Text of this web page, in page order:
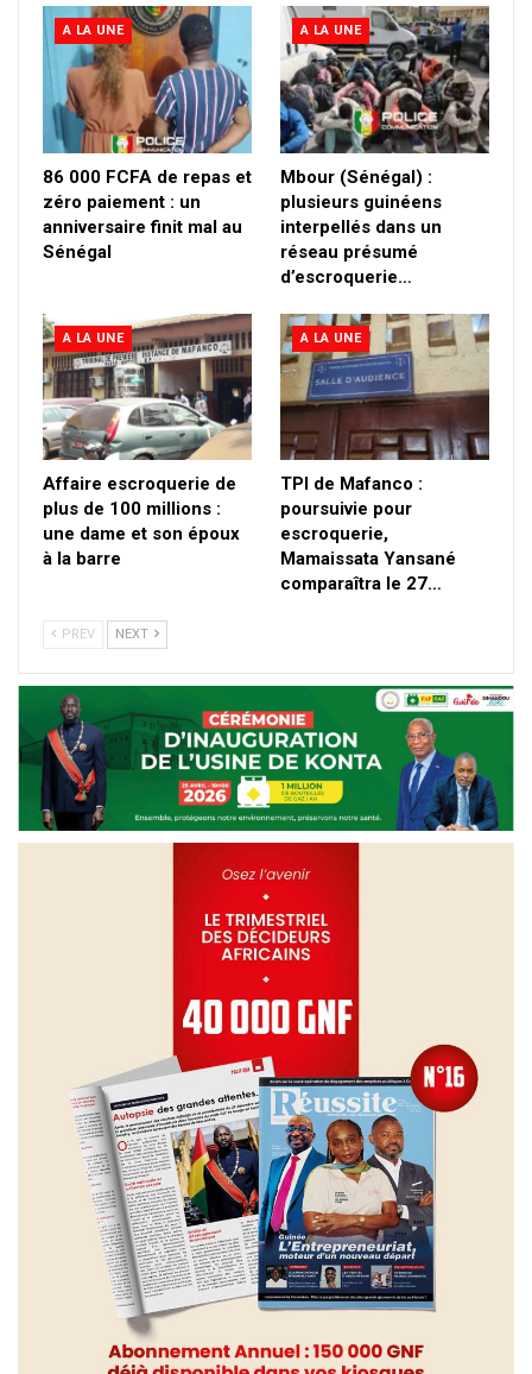
A LA UNE
86 000 FCFA de repas et
zéro paiement : un
anniversaire finit mal au
Sénégal
A LA UNE
Mbour (Sénégal) :
plusieurs guinéens
interpellés dans un
réseau présumé
d’escroquerie…
A LA UNE
Affaire escroquerie de
plus de 100 millions :
une dame et son époux
à la barre
A LA UNE
TPI de Mafanco :
poursuivie pour
escroquerie,
Mamaissata Yansané
comparaîtra le 27…
PREV NEXT